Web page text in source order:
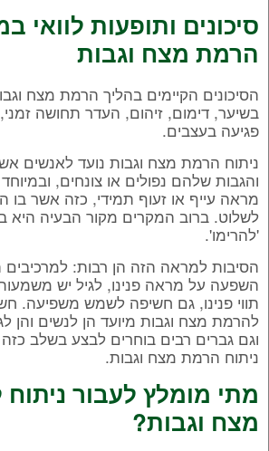
סיכונים ותופעות לוואי
הרמת מצח וגבות
הסיכונים הקיימים בהליך הרמת מצח
בשיער, דימום, זיהום, העדר תחושה
פגיעה בעצבים.
ניתוח הרמת מצח וגבות נועד לאנשים
והגבות שלהם נפולים או צונחים,
מראה עייף או זעוף תמידי, כזה אשר בו
לשלוט. ברוב המקרים מקור הבעיה היא
'להרימו'.
הסיבות למראה הזה הן רבות: למרכיבים
השפעה על מראה פנינו, לגיל יש
תווי פנינו, גם חשיפה לשמש משפיעה.
להרמת מצח וגבות מיועד הן לנשים והן
וגם גברים רבים בוחרים לבצע בשלב
ניתוח הרמת מצח וגבות.
מתי מומלץ לעבור
מצח וגבות?